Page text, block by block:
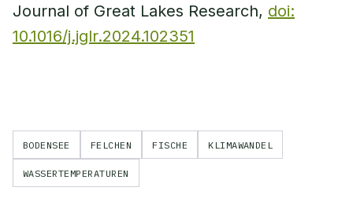
Journal of Great Lakes Research, doi:
10.1016/j.jglr.2024.102351
BODENSEE FELCHEN FISCHE KLIMAWANDEL
WASSERTEMPERATUREN